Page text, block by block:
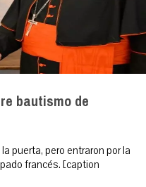
bautismo de
puerta, pero entraron por la
francés. [caption